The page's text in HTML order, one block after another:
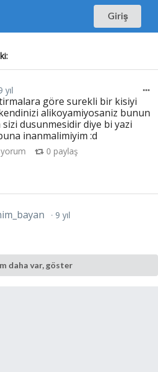
Giriş
yıl
göre surekli bir kisiyi
alikoyamiyosaniz bunun
dusunmesidir diye bi yazi
inanmalimiyim :d
0 paylaş
9 yıl
daha var, göster